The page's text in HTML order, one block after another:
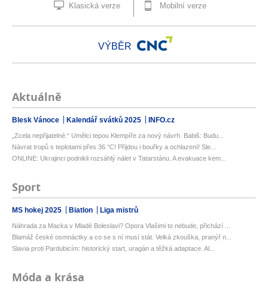
Klasická verze Mobilní verze
VÝBĚR
Aktuálně
Blesk Vánoce Kalendář svátků 2025 INFO.cz
„Zcela nepřijatelné.“ Umělci tepou Klempíře za nový návrh. Babiš: Budu...
Návrat tropů s teplotami přes 36 °C! Přijdou i bouřky a ochlazení! Sle...
ONLINE: Ukrajinci podnikli rozsáhlý nálet v Tatarstánu. A evakuace kem...
Sport
MS hokej 2025 Biatlon Liga mistrů
Náhrada za Macka v Mladé Boleslavi? Opora Vlašimi to nebude, přichází ...
Blamáž české osmnáctky a co se s ní musí stát. Velká zkouška, pranýř n...
Slavia proti Pardubicím: historický start, uragán a těžká adaptace. Al...
Móda a krása